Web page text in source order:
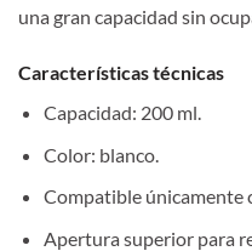
una gran capacidad sin
Características técnicas
Capacidad: 200 ml.
Color: blanco.
Compatible únicamente
Apertura superior para